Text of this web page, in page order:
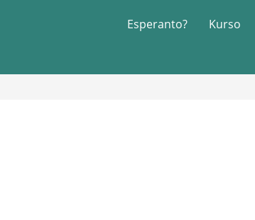
Esperanto? Kurso